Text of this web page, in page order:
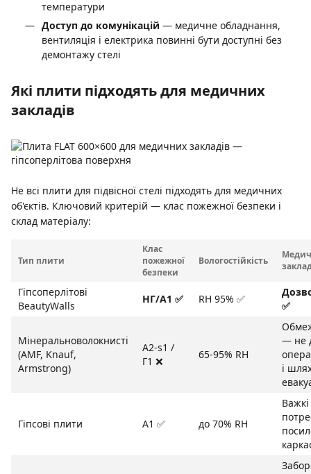
температури
Доступ до комунікацій — медичне обладнання,
вентиляція і електрика повинні бути доступні без
демонтажу стелі
Які плити підходять для медичних
закладів
Не всі плити для підвісної стелі підходять для медичних
об'єктів. Ключовий критерій — клас пожежної безпеки і
склад матеріалу:
Тип плити
Клас
пожежної
безпеки
Вологостійкість
Гіпсоперлітові
BeautyWalls
НГ/A1 ✅ RH 95% ✅
✅
Мінеральноволокнисті
(AMF, Knauf,
Armstrong)
A2-s1 /
Г1 ❌
65-95% RH
— не
і
Гіпсові плити A1 ✅ до 70% RH